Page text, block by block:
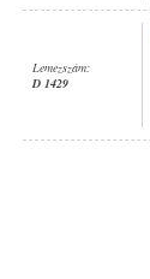
Lemezszám:
D 1429